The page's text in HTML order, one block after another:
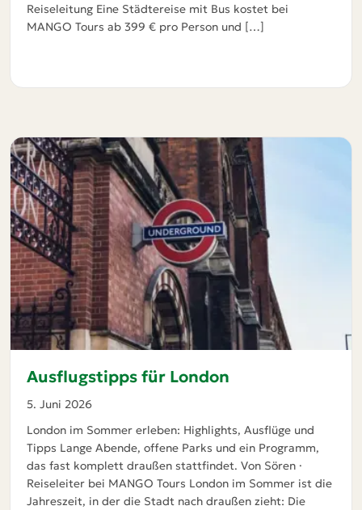
Reiseleitung Eine Städtereise mit Bus kostet bei
MANGO Tours ab 399 € pro Person und […]
Ausflugstipps für London
5. Juni 2026
London im Sommer erleben: Highlights, Ausflüge und
Tipps Lange Abende, offene Parks und ein Programm,
das fast komplett draußen stattfindet. Von Sören ·
Reiseleiter bei MANGO Tours London im Sommer ist die
Jahreszeit, in der die Stadt nach draußen zieht: Die